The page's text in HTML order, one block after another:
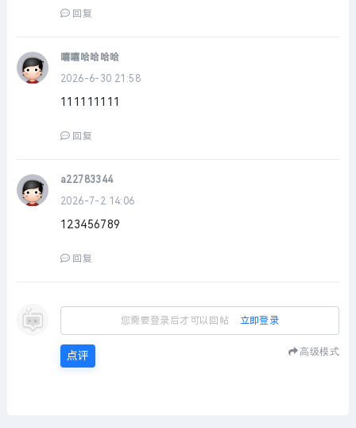
回复
嘻嘻哈哈哈哈
2026-6-30 21:58
111111111
回复
a22783344
2026-7-2 14:06
123456789
回复
您需要登录后才可以回帖 立即登录
点评 高级模式